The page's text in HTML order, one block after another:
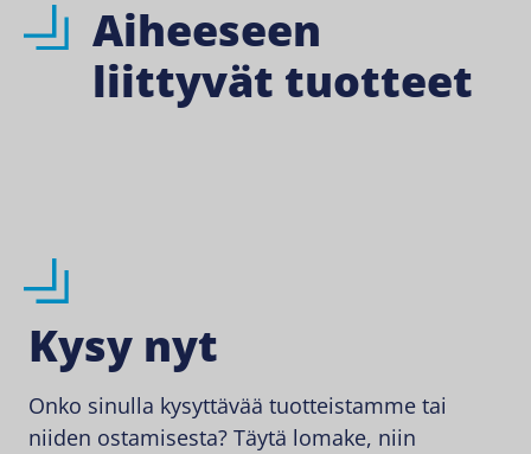
Aiheeseen
liittyvät tuotteet
Kysy nyt
Onko sinulla kysyttävää tuotteistamme tai
niiden ostamisesta? Täytä lomake, niin